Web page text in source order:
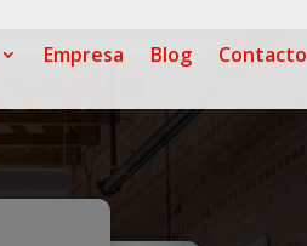
Empresa Blog Contacto